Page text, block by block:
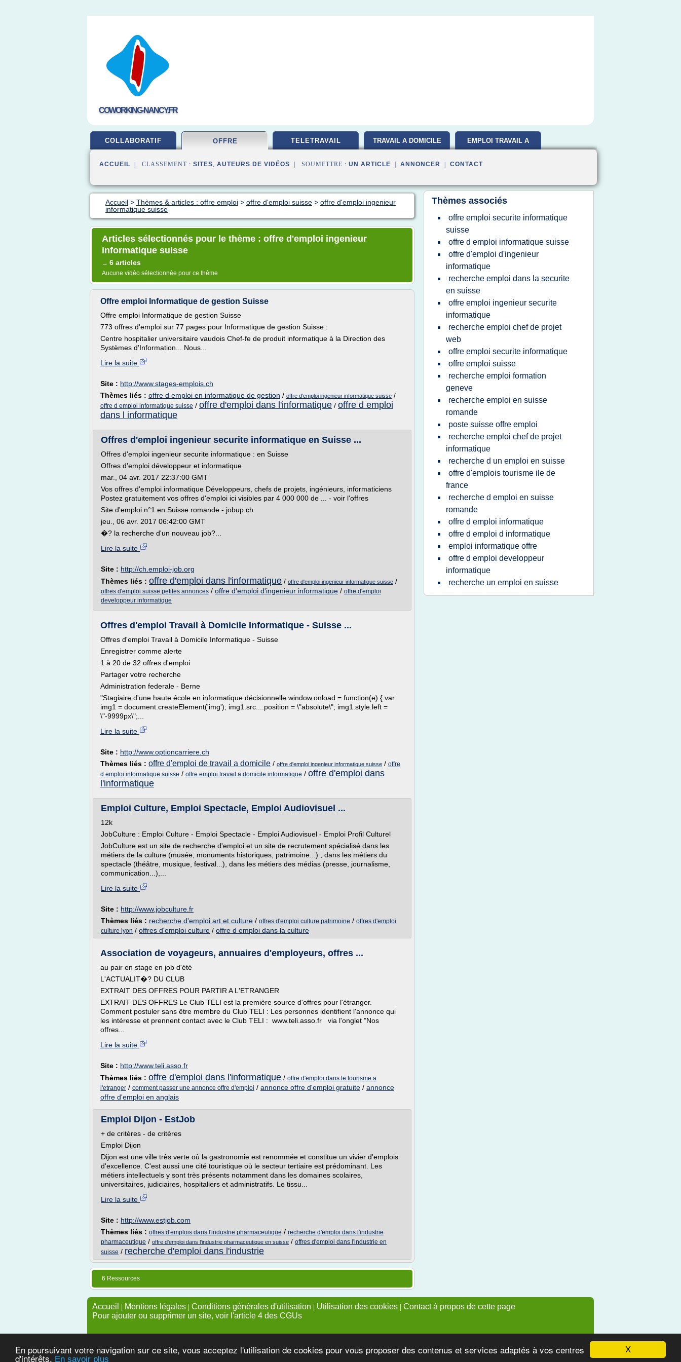
X
En poursuivant votre navigation sur ce site, vous acceptez l'utilisation de cookies pour vous proposer des contenus et services adaptés à vos centres
d'intérêts. En savoir plus
COWORKING-NANCY.FR
COLLABORATIF OFFRE TELETRAVAIL TRAVAIL A DOMICILE EMPLOI TRAVAIL A
ACCUEIL | CLASSEMENT : SITES, AUTEURS DE VIDÉOS | SOUMETTRE : UN ARTICLE ANNONCER CONTACT
Accueil > Thèmes & articles : offre emploi > offre d'emploi suisse > offre d'emploi ingenieur
informatique suisse
Articles sélectionnés pour le thème : offre d'emploi ingenieur
informatique suisse
→ 6 articles
Aucune vidéo sélectionnée pour ce thème
Offre emploi Informatique de gestion Suisse
Offre emploi Informatique de gestion Suisse
773 offres d'emploi sur 77 pages pour Informatique de gestion Suisse :
Centre hospitalier universitaire vaudois Chef-fe de produit informatique à la Direction des
Systèmes d'Information... Nous...
Lire la suite
Site : http://www.stages-emplois.ch
Thèmes liés : offre d emploi en informatique de gestion / offre d'emploi ingenieur informatique suisse /
offre d emploi informatique suisse / offre d'emploi dans l'informatique / offre d emploi
dans l informatique
Offres d'emploi ingenieur securite informatique en Suisse ...
Offres d'emploi ingenieur securite informatique : en Suisse
Offres d'emploi développeur et informatique
mar., 04 avr. 2017 22:37:00 GMT
Vos offres d'emploi informatique Développeurs, chefs de projets, ingénieurs, informaticiens
Postez gratuitement vos offres d'emploi ici visibles par 4 000 000 de ... - voir l'offres
Site d'emploi n°1 en Suisse romande - jobup.ch
jeu., 06 avr. 2017 06:42:00 GMT
�? la recherche d'un nouveau job?...
Lire la suite
Site : http://ch.emploi-job.org
Thèmes liés : offre d'emploi dans l'informatique / offre d'emploi ingenieur informatique suisse /
offres d'emploi suisse petites annonces / offre d'emploi d'ingenieur informatique / offre d'emploi
developpeur informatique
Offres d'emploi Travail à Domicile Informatique - Suisse ...
Offres d'emploi Travail à Domicile Informatique - Suisse
Enregistrer comme alerte
1 à 20 de 32 offres d'emploi
Partager votre recherche
Administration federale - Berne
"Stagiaire d'une haute école en informatique décisionnelle window.onload = function(e) { var
img1 = document.createElement('img'); img1.src....position = \"absolute\"; img1.style.left =
\"-9999px\";...
Lire la suite
Site : http://www.optioncarriere.ch
Thèmes liés : offre d'emploi de travail a domicile / offre d'emploi ingenieur informatique suisse / offre
d emploi informatique suisse / offre emploi travail a domicile informatique / offre d'emploi dans
l'informatique
Emploi Culture, Emploi Spectacle, Emploi Audiovisuel ...
12k
JobCulture : Emploi Culture - Emploi Spectacle - Emploi Audiovisuel - Emploi Profil Culturel
JobCulture est un site de recherche d'emploi et un site de recrutement spécialisé dans les
métiers de la culture (musée, monuments historiques, patrimoine...) , dans les métiers du
spectacle (théâtre, musique, festival...), dans les métiers des médias (presse, journalisme,
communication...),...
Lire la suite
Site : http://www.jobculture.fr
Thèmes liés : recherche d'emploi art et culture / offres d'emploi culture patrimoine / offres d'emploi
culture lyon / offres d'emploi culture / offre d emploi dans la culture
Association de voyageurs, annuaires d'employeurs, offres ...
au pair en stage en job d'été
L'ACTUALIT�? DU CLUB
EXTRAIT DES OFFRES POUR PARTIR A L'ETRANGER
EXTRAIT DES OFFRES Le Club TELI est la première source d'offres pour l'étranger.
Comment postuler sans être membre du Club TELI : Les personnes identifient l'annonce qui
les intéresse et prennent contact avec le Club TELI : www.teli.asso.fr via l'onglet "Nos
offres...
Lire la suite
Site : http://www.teli.asso.fr
Thèmes liés : offre d'emploi dans l'informatique / offre d'emploi dans le tourisme a
l'etranger / comment passer une annonce offre d'emploi / annonce offre d'emploi gratuite / annonce
offre d'emploi en anglais
Emploi Dijon - EstJob
+ de critères - de critères
Emploi Dijon
Dijon est une ville très verte où la gastronomie est renommée et constitue un vivier d'emplois
d'excellence. C'est aussi une cité touristique où le secteur tertiaire est prédominant. Les
métiers intellectuels y sont très présents notamment dans les domaines scolaires,
universitaires, judiciaires, hospitaliers et administratifs. Le tissu...
Lire la suite
Site : http://www.estjob.com
Thèmes liés : offres d'emplois dans l'industrie pharmaceutique / recherche d'emploi dans l'industrie
pharmaceutique / offre d'emploi dans l'industrie pharmaceutique en suisse / offres d'emploi dans l'industrie en
suisse / recherche d'emploi dans l'industrie
6 Ressources
Thèmes associés
offre emploi securite informatique
suisse
offre d emploi informatique suisse
offre d'emploi d'ingenieur
informatique
recherche emploi dans la securite
en suisse
offre emploi ingenieur securite
informatique
recherche emploi chef de projet
web
offre emploi securite informatique
offre emploi suisse
recherche emploi formation
geneve
recherche emploi en suisse
romande
poste suisse offre emploi
recherche emploi chef de projet
informatique
recherche d un emploi en suisse
offre d'emplois tourisme ile de
france
recherche d emploi en suisse
romande
offre d emploi informatique
offre d emploi d informatique
emploi informatique offre
offre d emploi developpeur
informatique
recherche un emploi en suisse
Accueil | Mentions légales | Conditions générales d'utilisation | Utilisation des cookies | Contact à propos de cette page
Pour ajouter ou supprimer un site, voir l'article 4 des CGUs